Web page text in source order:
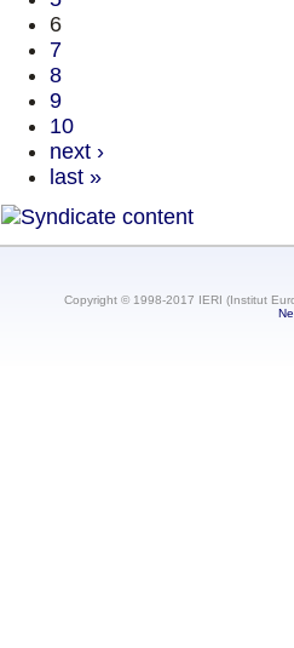
6
7
8
9
10
next ›
last »
Copyright © 1998-2017 IERI (Institut